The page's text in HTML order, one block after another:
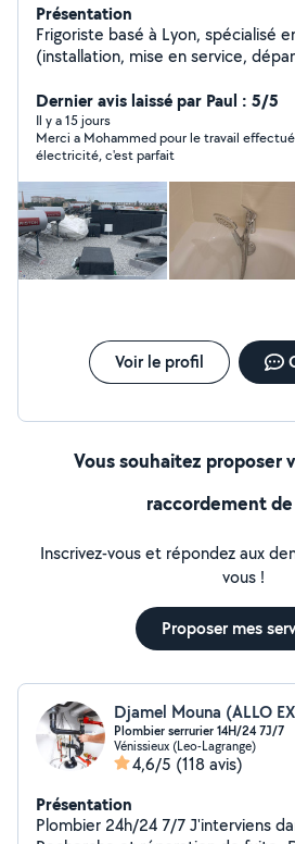
Présentation
Frigoriste basé à Lyon, spécialisé
(installation, mise en service,
rapidement en période de forte
disponible pour transport et
matériel. Montage et démontage
armoires, lits, tables). Services de
intérieure Avec des petits travaux _ Intervention rapide
_Travail propre et soigné _Prix raisonnables Disponible
rapidement. N'hésitez pas à me
Dernier avis laissé par Paul : 5/5
Il y a 15 jours
Merci a Mohammed pour le travail
électricité, c'est parfait
Voir le profil
Vous souhaitez proposer
raccordement de
Inscrivez-vous et répondez aux
vous !
Proposer mes
Plombier serrurier 14H/24 7J/7
Vénissieux (Leo-Lagrange)
4,6/5 (118 avis)
Présentation
Plombier 24h/24 7/7 J'interviens dans tout le Rhône -